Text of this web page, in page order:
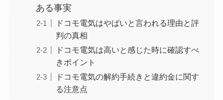
ある事実
ドコモ電気はやばいと言われる理由と評
判の真相
ドコモ電気は高いと感じた時に確認すべ
きポイント
ドコモ電気の解約手続きと違約金に関す
る注意点